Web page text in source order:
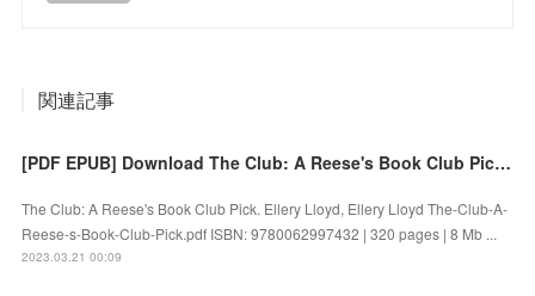
関連記事
[PDF EPUB] Download The Club: A Reese's Book Club Pick by Ellery Lloyd, Ellery Lloyd Full Book
The Club: A Reese's Book Club Pick. Ellery Lloyd, Ellery Lloyd The-Club-A-
Reese-s-Book-Club-Pick.pdf ISBN: 9780062997432 | 320 pages | 8 Mb ...
2023.03.21 00:09